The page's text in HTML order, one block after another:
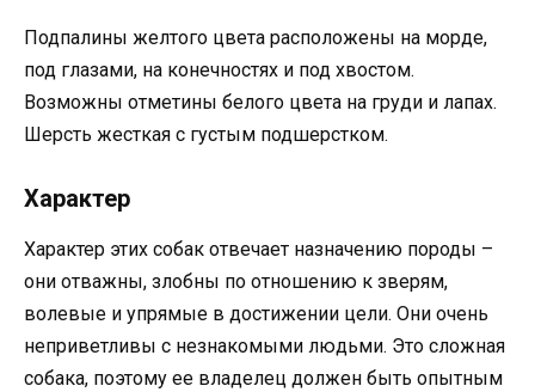
Подпалины желтого цвета расположены на морде,
под глазами, на конечностях и под хвостом.
Возможны отметины белого цвета на груди и лапах.
Шерсть жесткая с густым подшерстком.
Характер
Характер этих собак отвечает назначению породы –
они отважны, злобны по отношению к зверям,
волевые и упрямые в достижении цели. Они очень
неприветливы с незнакомыми людьми. Это сложная
собака, поэтому ее владелец должен быть опытным